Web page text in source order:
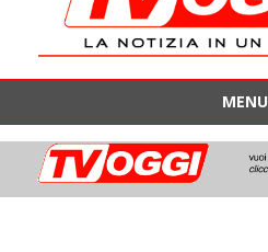
contenuto
MENU
contenuto